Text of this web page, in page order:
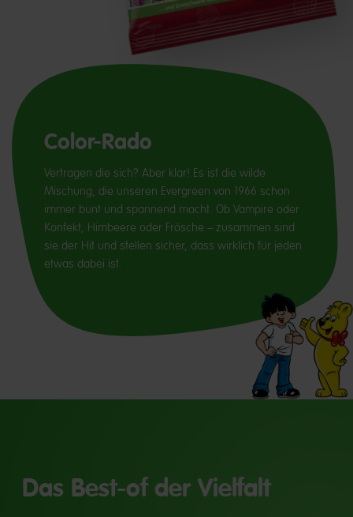
Color-Rado
Vertragen die sich? Aber klar! Es ist die wilde
Mischung, die unseren Evergreen von 1966 schon
immer bunt und spannend macht. Ob Vampire oder
Konfekt, Himbeere oder Frösche – zusammen sind
sie der Hit und stellen sicher, dass wirklich für jeden
etwas dabei ist.
Das Best-of der Vielfalt